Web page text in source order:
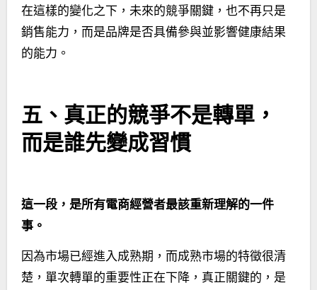
在這樣的變化之下，未來的競爭關鍵，也不再只是
銷售能力，而是品牌是否具備參與並影響健康結果
的能力。
五、真正的競爭不是轉單，
而是誰先變成習慣
這一段，是所有電商經營者最該重新理解的一件
事。
因為市場已經進入成熟期，而成熟市場的特徵很清
楚，單次轉單的重要性正在下降，真正關鍵的，是